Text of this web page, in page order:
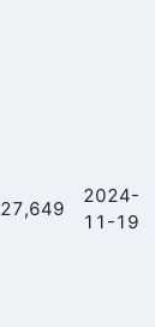
27,649
2024-
11-19